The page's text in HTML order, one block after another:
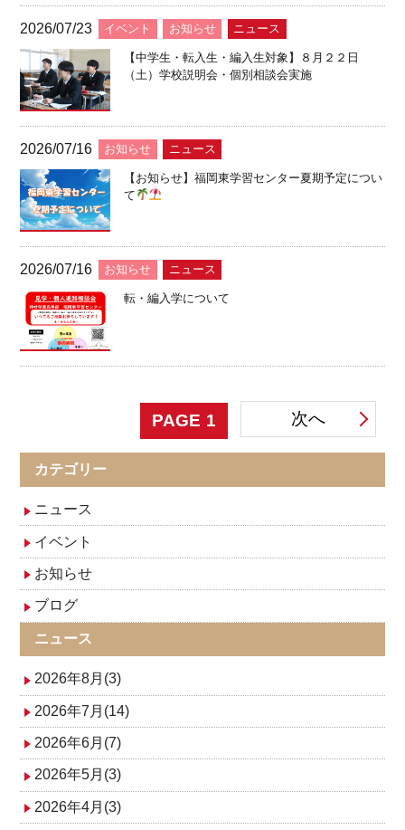
2026/07/23 イベント お知らせ ニュース
【中学生・転入生・編入生対象】８月２２日
（土）学校説明会・個別相談会実施
2026/07/16 お知らせ ニュース
【お知らせ】福岡東学習センター夏期予定につい
て
2026/07/16 お知らせ ニュース
転・編入学について
稿
ナ
ビ
ゲ
ー
シ
ョ
ン
PAGE 1 次へ
カテゴリー
ニュース
イベント
お知らせ
ブログ
ニュース
2026年8月(3)
2026年7月(14)
2026年6月(7)
2026年5月(3)
2026年4月(3)